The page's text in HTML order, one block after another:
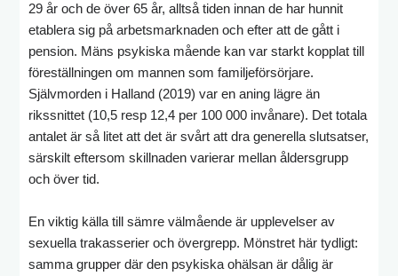
29 år och de över 65 år, alltså tiden innan de har hunnit
etablera sig på arbetsmarknaden och efter att de gått i
pension. Mäns psykiska mående kan var starkt kopplat till
föreställningen om mannen som familjeförsörjare.
Självmorden i Halland (2019) var en aning lägre än
rikssnittet (10,5 resp 12,4 per 100 000 invånare). Det totala
antalet är så litet att det är svårt att dra generella slutsatser,
särskilt eftersom skillnaden varierar mellan åldersgrupp
och över tid.
En viktig källa till sämre välmående är upplevelser av
sexuella trakasserier och övergrepp. Mönstret här tydligt:
samma grupper där den psykiska ohälsan är dålig är